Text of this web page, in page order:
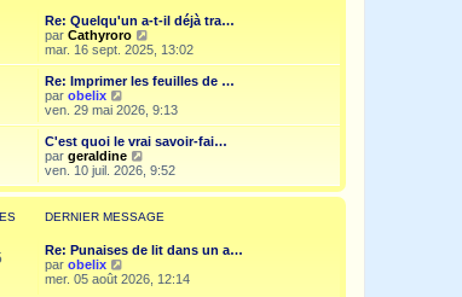
e
s
s
a
g
e
e
r
m
e
s
s
a
g
e
e
r
n
i
e
m
e
s
a
g
e
Re: Quelqu'un a-t-il déjà tra…
par Cathyroro
o
i
r
e
e
r
n
i
e
m
s
a
g
mar. 16 sept. 2025, 13:02
Re: Imprimer les feuilles de …
par obelix
o
i
r
l
e
e
r
n
e
m
ven. 29 mai 2026, 9:13
C'est quoi le vrai savoir-fai…
par geraldine
o
i
r
l
e
n
ven. 10 juil. 2026, 9:52
DERNIER MESSAGE
Re: Punaises de lit dans un a…
par obelix
o
mer. 05 août 2026, 12:14